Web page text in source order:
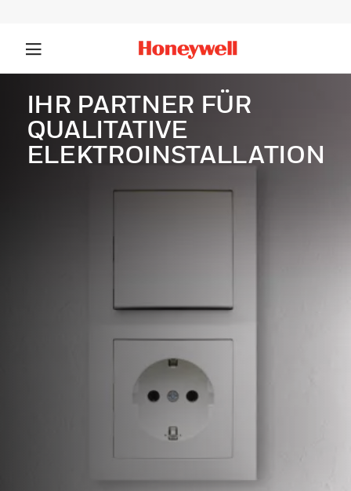
IHR PARTNER FÜR
QUALITATIVE
ELEKTROINSTALLATION